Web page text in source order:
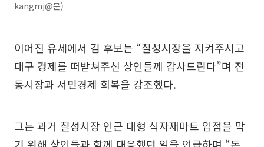
kangmj@문)
이어진 유세에서 김 후보는 “칠성시장을 지켜주시고
대구 경제를 떠받쳐주신 상인들께 감사드린다”며 전
통시장과 서민경제 회복을 강조했다.
그는 과거 칠성시장 인근 대형 식자재마트 입점을 막